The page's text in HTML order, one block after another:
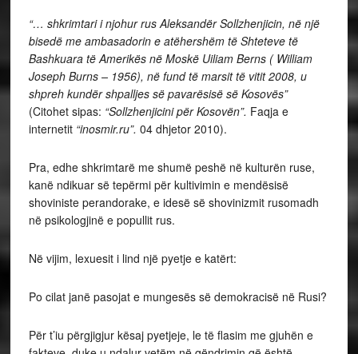
“… shkrimtari i njohur rus Aleksandër Sollzhenjicin, në një
bisedë me ambasadorin e atëhershëm të Shteteve të
Bashkuara të Amerikës në Moskë Uiliam Berns ( William
Joseph Burns – 1956), në fund të marsit të vitit 2008, u
shpreh kundër shpalljes së pavarësisë së Kosovës”
(Citohet sipas: “Sollzhenjicini për Kosovën”. Faqja e
internetit “inosmir.ru”. 04 dhjetor 2010).
Pra, edhe shkrimtarë me shumë peshë në kulturën ruse,
kanë ndikuar së tepërmi për kultivimin e mendësisë
shoviniste perandorake, e idesë së shovinizmit rusomadh
në psikologjinë e popullit rus.
Në vijim, lexuesit i lind një pyetje e katërt:
Po cilat janë pasojat e mungesës së demokracisë në Rusi?
Për t’iu përgjigjur kësaj pyetjeje, le të flasim me gjuhën e